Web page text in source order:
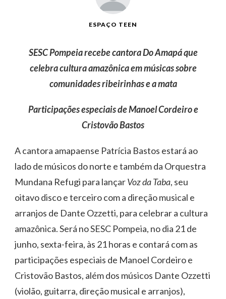
ESPAÇO TEEN
SESC Pompeia recebe cantora Do Amapá que
celebra cultura amazônica em músicas sobre
comunidades ribeirinhas e a mata
Participações especiais de Manoel Cordeiro e
Cristovão Bastos
A cantora amapaense Patrícia Bastos estará ao
lado de músicos do norte e também da Orquestra
Mundana Refugi para lançarVoz da Taba, seu
oitavo disco e terceiro com a direção musical e
arranjos de Dante Ozzetti, para celebrar a cultura
amazônica. Será no SESC Pompeia, no dia 21 de
junho, sexta-feira, às 21 horas e contará com as
participações especiais de Manoel Cordeiro e
Cristovão Bastos, além dos músicos Dante Ozzetti
(violão, guitarra, direção musical e arranjos),